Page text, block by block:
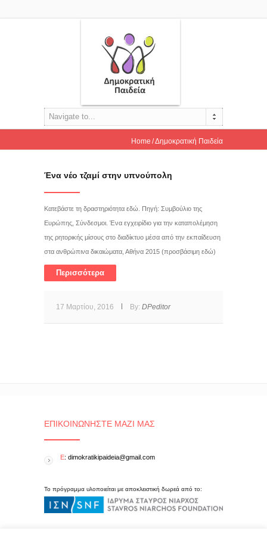
Navigate to...
Home Δημοκρατική Παιδεία
Ένα νέο τζαμί στην υπνούπολη
Κατεβάστε τη δραστηριότητα εδώ. Πηγή: Συμβούλιο της
Ευρώπης, Σύνδεσμοι. Ένα εγχειρίδιο για την καταπολέμηση
της ρητορικής μίσους στο διαδίκτυο μέσα από την εκπαίδευση
στα ανθρώπινα δικαιώματα, Αθήνα 2015 (προσβάσιμη εδώ)
Περισσότερα
17 Μαρτίου, 2016 By: DPeditor
ΕΠΙΚΟΙΝΩΝΉΣΤΕ ΜΑΖΊ ΜΑΣ
E: dimokratikipaideia@gmail.com
Το πρόγραμμα υλοποιείται με αποκλειστική δωρεά από το: